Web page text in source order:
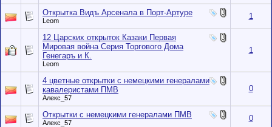
Открытка Видъ Арсенала в Порт-Артуре
Leom 1
12 Царских открыток Казаки Первая
Мировая война Серия Торгового Дома
Генегаръ и К.
Leom
1
4 цветные открытки с немецкими генералами
кавалеристами ПМВ
Алекс_57
0
Открытки с немецкими генералами ПМВ
Алекс_57 0